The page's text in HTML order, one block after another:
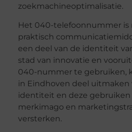
zoekmachineoptimalisatie.
Het 040-telefoonnummer is
praktisch
een deel van de identiteit
stad van innovatie en
040-nummer te gebruiken,
in Eindhoven deel uitmaken
identiteit en deze
merkimago en
versterken.